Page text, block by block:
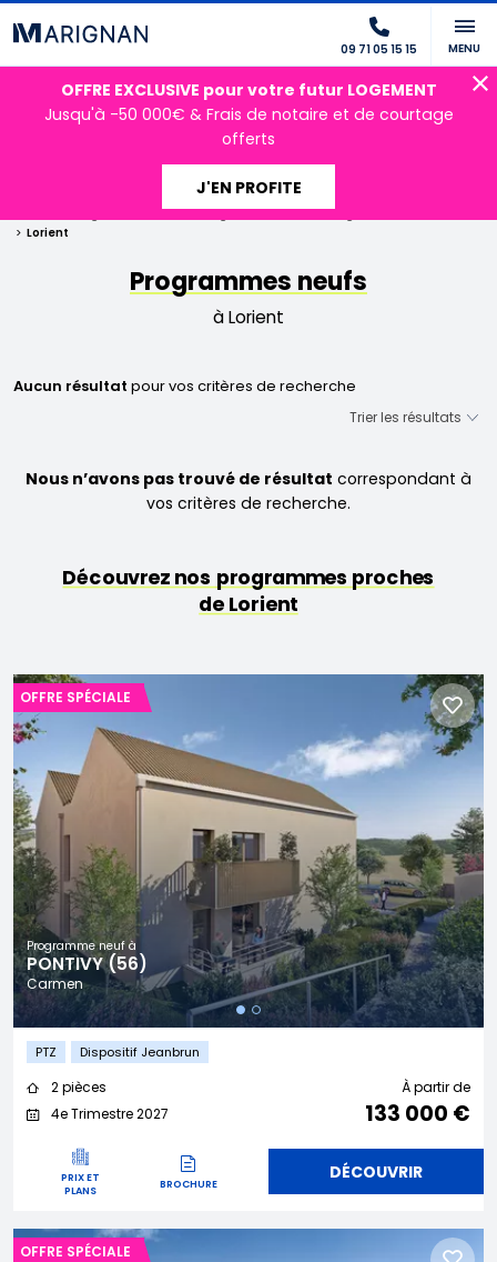
09 71 05 15 15 MENU
OFFRE EXCLUSIVE pour votre futur LOGEMENT
Jusqu'à -50 000€ & Frais de notaire et de courtage
offerts
J'EN PROFITE
Programmes neufs Programmes neufs Bretagne
Lorient
Programmes neufs
à Lorient
Aucun résultat pour vos critères de recherche
Nous n’avons pas trouvé de résultat correspondant à
vos critères de recherche.
Découvrez nos programmes proches
de Lorient
Programme neuf à
PONTIVY (56)
Carmen
OFFRE SPÉCIALE
PTZ Dispositif Jeanbrun
2 pièces
4e Trimestre 2027
À partir de
133 000 €
PRIX ET
PLANS
BROCHURE
DÉCOUVRIR
OFFRE SPÉCIALE